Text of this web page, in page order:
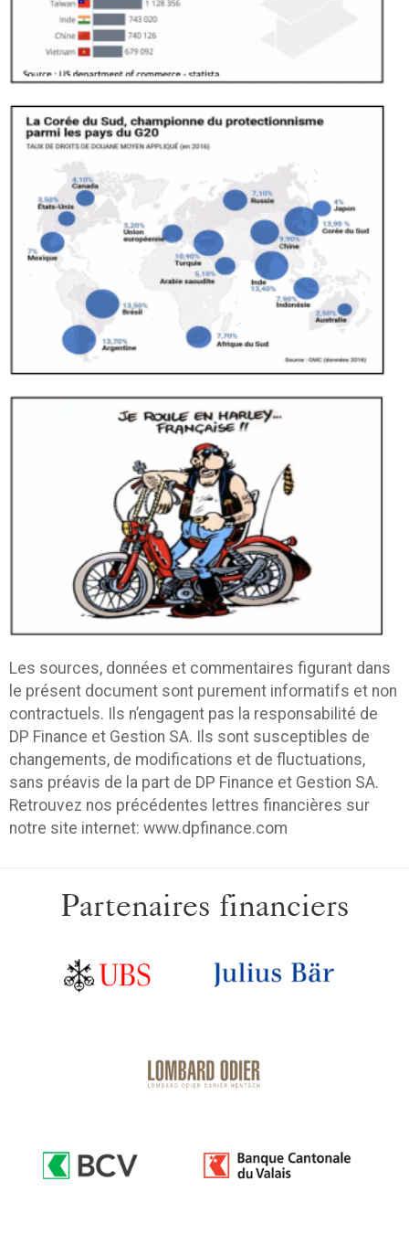
Les sources, données et commentaires figurant dans
le présent document sont purement informatifs et non
contractuels. Ils n’engagent pas la responsabilité de
DP Finance et Gestion SA. Ils sont susceptibles de
changements, de modifications et de fluctuations,
sans préavis de la part de DP Finance et Gestion SA.
Retrouvez nos précédentes lettres financières sur
notre site internet: www.dpfinance.com
Partenaires financiers